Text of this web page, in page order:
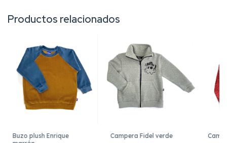
Productos relacionados
Buzo plush Enrique
Campera Fidel verde